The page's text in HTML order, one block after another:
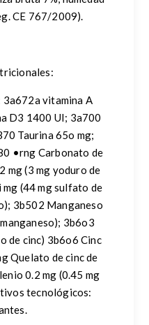
CE 767/2009).
vitamina A
D3 1400 UI; 3a700
Taurina 65o mg;
•rng Carbonato de
mg (3 mg yoduro de
(44 mg sulfato de
3b502 Manganeso
3b6o3
de cinc) 3b6o6 Cinc
Quelato de cinc de
0.2 mg (0.45 mg
tecnológicos: